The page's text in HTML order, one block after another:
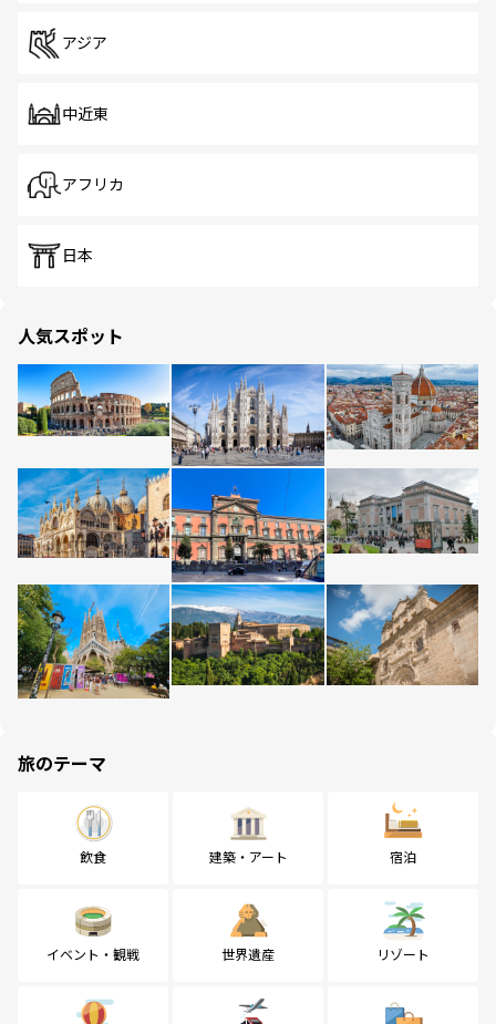
アジア
中近東
アフリカ
日本
人気スポット
旅のテーマ
飲食 建築・アート 宿泊
イベント・観戦 世界遺産 リゾート